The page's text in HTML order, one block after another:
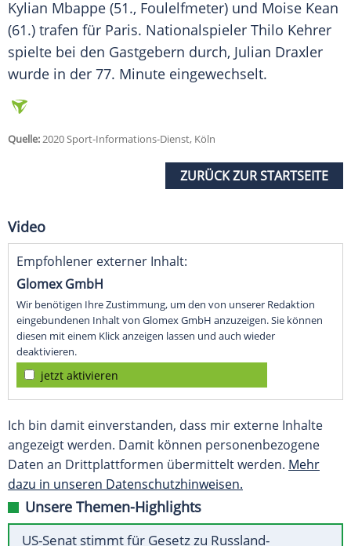
Kylian Mbappe (51., Foulelfmeter) und Moise Kean
(61.) trafen für Paris. Nationalspieler Thilo Kehrer
spielte bei den Gastgebern durch, Julian Draxler
wurde in der 77. Minute eingewechselt.
Quelle:2020 Sport-Informations-Dienst, Köln
ZURÜCK ZUR STARTSEITE
Video
Empfohlener externer Inhalt:
Glomex GmbH
Wir benötigen Ihre Zustimmung, um den von unserer Redaktion
eingebundenen Inhalt von Glomex GmbH anzuzeigen. Sie können
diesen mit einem Klick anzeigen lassen und auch wieder
deaktivieren.
jetzt aktivieren
Ich bin damit einverstanden, dass mir externe Inhalte
angezeigt werden. Damit können personenbezogene
Daten an Drittplattformen übermittelt werden. Mehr
dazu in unseren Datenschutzhinweisen.
Unsere Themen-Highlights
US-Senat stimmt für Gesetz zu Russland-